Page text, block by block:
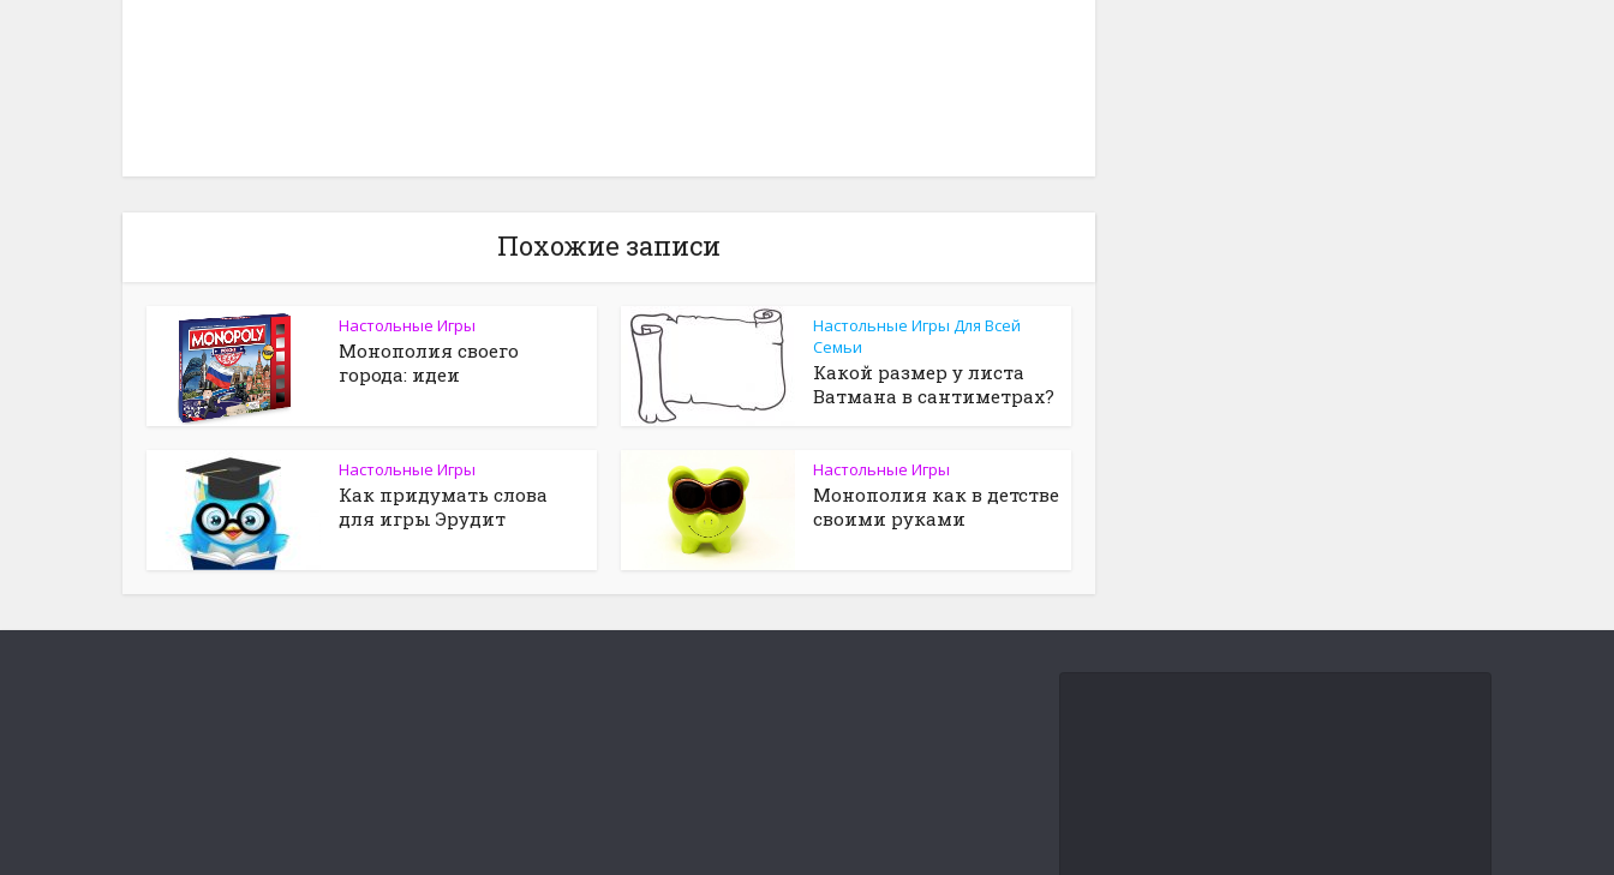
Похожие записи
Настольные Игры
Монополия своего
города: идеи
Настольные Игры Для Всей
Семьи
Какой размер у листа
Ватмана в сантиметрах?
Настольные Игры
Как придумать слова
для игры Эрудит
Настольные Игры
Монополия как в детстве
своими руками